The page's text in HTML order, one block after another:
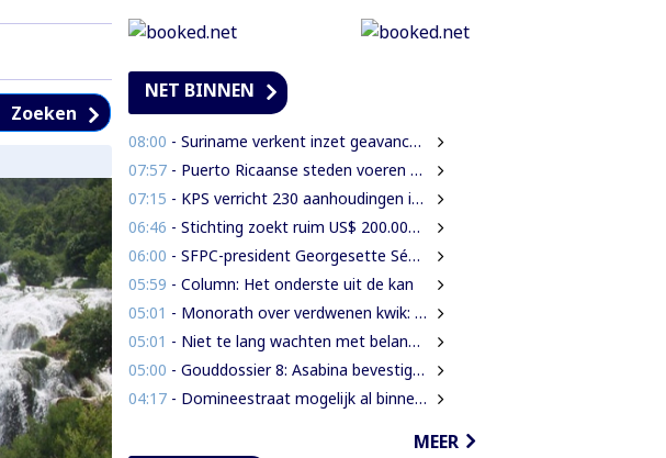
Zoeken
NET BINNEN
08:00 - Suriname verkent inzet geavanceerde radartechnologie uit Brazilië tegen grenscriminaliteit
07:57- Puerto Ricaanse steden voeren waterbeperkingen in tijdens recorddroogte
07:15 - KPS verricht 230 aanhoudingen in ruim een maand
06:46 - Stichting zoekt ruim US$ 200.000 voor restauratie woning Nola Hatterman
06:00 - SFPC-president Georgesette Sédo ontmoet Turkse president Erdoğan
05:59 - Column: Het onderste uit de kan
05:01 - Monorath over verdwenen kwik: “Als er koppen moeten rollen, dan moeten die rollen”
05:01 - Niet te lang wachten met belangrijke wijzigingen van de Grondwet
05:00 - Gouddossier 8: Asabina bevestigt goudwinning op bodem Surinamerivier: Concessie voor riviergrind
04:17- Domineestraat mogelijk al binnen twee weken weer open
MEER